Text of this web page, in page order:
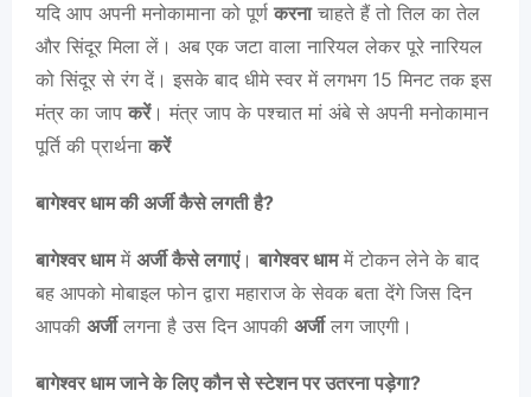
यदि आप अपनी मनोकामाना को पूर्णकरनाचाहते हैं तो तिल का तेल
और सिंदूर मिला लें। अब एक जटा वाला नारियल लेकर पूरे नारियल
को सिंदूर से रंग दें। इसके बाद धीमे स्वर में लगभग 15 मिनट तक इस
मंत्र का जापकरें। मंत्र जाप के पश्चात मां अंबे से अपनी मनोकामान
पूर्ति की प्रार्थनाकरें
बागेश्वर धाम की अर्जी कैसे लगती है?
बागेश्वर धाममें अर्जी कैसे लगाएं।बागेश्वर धाममें टोकन लेने के बाद
बह आपको मोबाइल फोन द्वारा महाराज के सेवक बता देंगे जिस दिन
आपकी अर्जीलगना है उस दिन आपकी अर्जीलग जाएगी।
बागेश्वर धाम जाने के लिए कौन से स्टेशन पर उतरना पड़ेगा?